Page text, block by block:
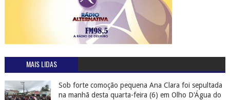
MAIS LIDAS
Sob forte comoção pequena Ana Clara foi sepultada
na manhã desta quarta-feira (6) em Olho D'Água do